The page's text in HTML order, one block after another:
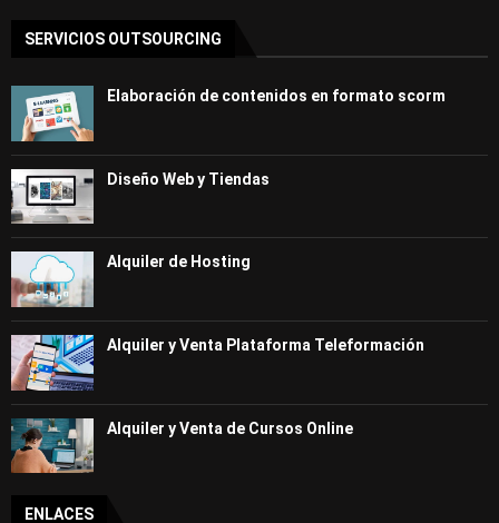
SERVICIOS OUTSOURCING
Elaboración de contenidos en formato scorm
Diseño Web y Tiendas
Alquiler de Hosting
Alquiler y Venta Plataforma Teleformación
Alquiler y Venta de Cursos Online
ENLACES